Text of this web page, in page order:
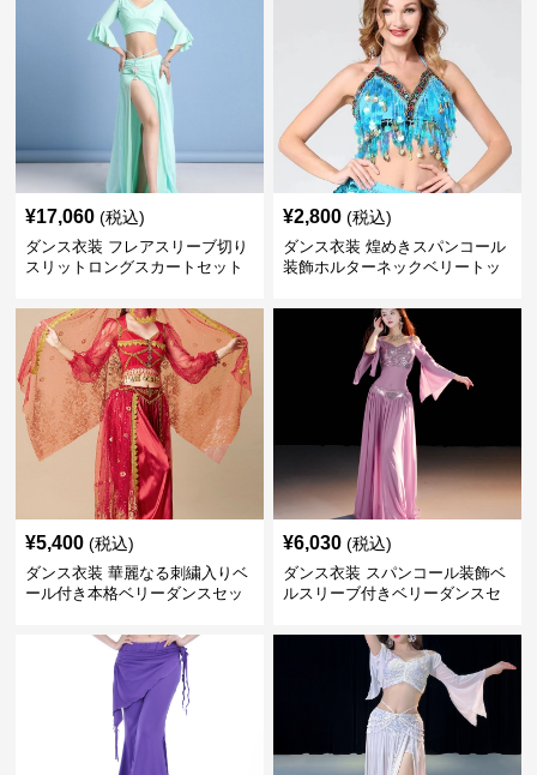
¥17,060 (税込)
ダンス衣装 フレアスリーブ切り
スリットロングスカートセット
¥2,800 (税込)
ダンス衣装 煌めきスパンコール
装飾ホルターネックベリートッ
¥5,400 (税込)
ダンス衣装 華麗なる刺繍入りベ
ール付き本格ベリーダンスセッ
¥6,030 (税込)
ダンス衣装 スパンコール装飾ベ
ルスリーブ付きベリーダンスセ